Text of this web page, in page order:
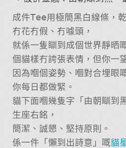
成件Tee用極簡黑白線條，
冇花冇假、冇噱頭，
就係一隻瞓到成個世界靜晒
個貓樣冇誇張表情，但你一
因為嗰個姿勢、嗰對合埋眼
你每日都做緊。
貓下面嗰幾隻字「由朝瞓到
生座右銘，
簡潔、誠懇、堅持原則。
係一件「懶到出詩意」嘅貓